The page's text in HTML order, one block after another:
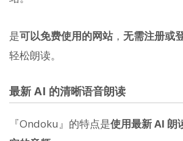
是可以免费使用的网站， 无需注册或
轻松朗读。
最新 AI 的清晰语音朗读
『Ondoku』的特点是使用最新 AI 朗